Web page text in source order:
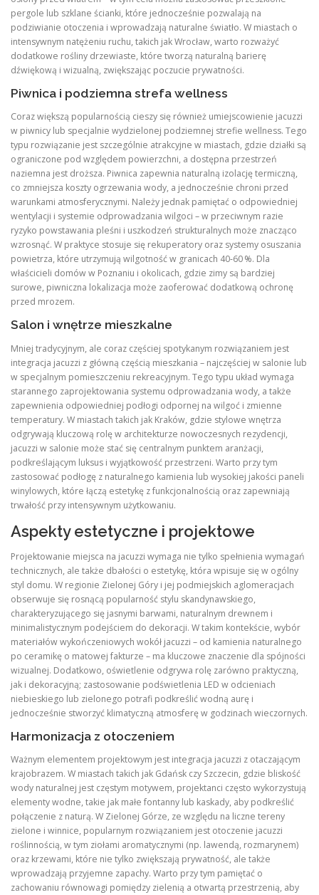
pergole lub szklane ścianki, które jednocześnie pozwalają na
podziwianie otoczenia i wprowadzają naturalne światło. W miastach o
intensywnym natężeniu ruchu, takich jak Wrocław, warto rozważyć
dodatkowe rośliny drzewiaste, które tworzą naturalną barierę
dźwiękową i wizualną, zwiększając poczucie prywatności.
Piwnica i podziemna strefa wellness
Coraz większą popularnością cieszy się również umiejscowienie jacuzzi
w piwnicy lub specjalnie wydzielonej podziemnej strefie wellness. Tego
typu rozwiązanie jest szczególnie atrakcyjne w miastach, gdzie działki są
ograniczone pod względem powierzchni, a dostępna przestrzeń
naziemna jest droższa. Piwnica zapewnia naturalną izolację termiczną,
co zmniejsza koszty ogrzewania wody, a jednocześnie chroni przed
warunkami atmosferycznymi. Należy jednak pamiętać o odpowiedniej
wentylacji i systemie odprowadzania wilgoci – w przeciwnym razie
ryzyko powstawania pleśni i uszkodzeń strukturalnych może znacząco
wzrosnąć. W praktyce stosuje się rekuperatory oraz systemy osuszania
powietrza, które utrzymują wilgotność w granicach 40‑60 %. Dla
właścicieli domów w Poznaniu i okolicach, gdzie zimy są bardziej
surowe, piwniczna lokalizacja może zaoferować dodatkową ochronę
przed mrozem.
Salon i wnętrze mieszkalne
Mniej tradycyjnym, ale coraz częściej spotykanym rozwiązaniem jest
integracja jacuzzi z główną częścią mieszkania – najczęściej w salonie lub
w specjalnym pomieszczeniu rekreacyjnym. Tego typu układ wymaga
starannego zaprojektowania systemu odprowadzania wody, a także
zapewnienia odpowiedniej podłogi odpornej na wilgoć i zmienne
temperatury. W miastach takich jak Kraków, gdzie stylowe wnętrza
odgrywają kluczową rolę w architekturze nowoczesnych rezydencji,
jacuzzi w salonie może stać się centralnym punktem aranżacji,
podkreślającym luksus i wyjątkowość przestrzeni. Warto przy tym
zastosować podłogę z naturalnego kamienia lub wysokiej jakości paneli
winylowych, które łączą estetykę z funkcjonalnością oraz zapewniają
trwałość przy intensywnym użytkowaniu.
Aspekty estetyczne i projektowe
Projektowanie miejsca na jacuzzi wymaga nie tylko spełnienia wymagań
technicznych, ale także dbałości o estetykę, która wpisuje się w ogólny
styl domu. W regionie Zielonej Góry i jej podmiejskich aglomeracjach
obserwuje się rosnącą popularność stylu skandynawskiego,
charakteryzującego się jasnymi barwami, naturalnym drewnem i
minimalistycznym podejściem do dekoracji. W takim kontekście, wybór
materiałów wykończeniowych wokół jacuzzi – od kamienia naturalnego
po ceramikę o matowej fakturze – ma kluczowe znaczenie dla spójności
wizualnej. Dodatkowo, oświetlenie odgrywa rolę zarówno praktyczną,
jak i dekoracyjną; zastosowanie podświetlenia LED w odcieniach
niebieskiego lub zielonego potrafi podkreślić wodną aurę i
jednocześnie stworzyć klimatyczną atmosferę w godzinach wieczornych.
Harmonizacja z otoczeniem
Ważnym elementem projektowym jest integracja jacuzzi z otaczającym
krajobrazem. W miastach takich jak Gdańsk czy Szczecin, gdzie bliskość
wody naturalnej jest częstym motywem, projektanci często wykorzystują
elementy wodne, takie jak małe fontanny lub kaskady, aby podkreślić
połączenie z naturą. W Zielonej Górze, ze względu na liczne tereny
zielone i winnice, popularnym rozwiązaniem jest otoczenie jacuzzi
roślinnością, w tym ziołami aromatycznymi (np. lawendą, rozmarynem)
oraz krzewami, które nie tylko zwiększają prywatność, ale także
wprowadzają przyjemne zapachy. Warto przy tym pamiętać o
zachowaniu równowagi pomiędzy zielenią a otwartą przestrzenią, aby